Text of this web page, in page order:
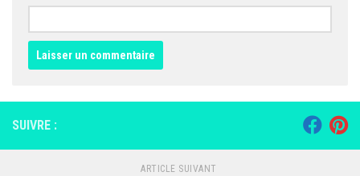
SUIVRE :
ARTICLE SUIVANT